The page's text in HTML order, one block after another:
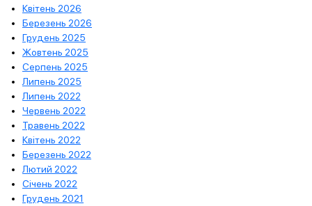
Квітень 2026
Березень 2026
Грудень 2025
Жовтень 2025
Серпень 2025
Липень 2025
Липень 2022
Червень 2022
Травень 2022
Квітень 2022
Березень 2022
Лютий 2022
Січень 2022
Грудень 2021